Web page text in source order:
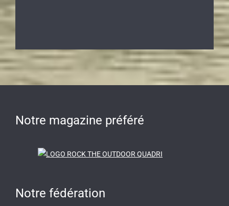
Notre magazine préféré
Notre fédération